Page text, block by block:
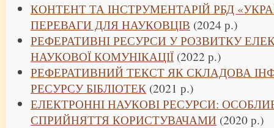
КОНТЕНТ ТА ІНСТРУМЕНТАРІЙ РБД
ПЕРЕВАГИ ДЛЯ НАУКОВЦІВ (2024 р.)
РЕФЕРАТИВНІ РЕСУРСИ У РОЗВИТКУ
НАУКОВОЇ КОМУНІКАЦІЇ (2022 р.)
РЕФЕРАТИВНИЙ ТЕКСТ ЯК СКЛАДОВА
РЕСУРСУ БІБЛІОТЕК (2021 р.)
ЕЛЕКТРОННІ НАУКОВІ РЕСУРСИ:
СПРИЙНЯТТЯ КОРИСТУВАЧАМИ (2020 р.)